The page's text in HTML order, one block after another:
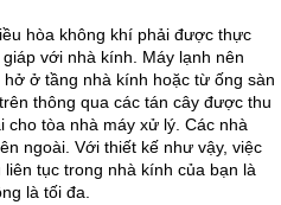
hòa không khí phải được thực
với nhà kính. Máy lạnh nên
ở tầng nhà kính hoặc từ ống sàn
thông qua các tán cây được thu
tòa nhà máy xử lý. Các nhà
ngoài. Với thiết kế như vậy, việc
tục trong nhà kính của bạn là
là tối đa.